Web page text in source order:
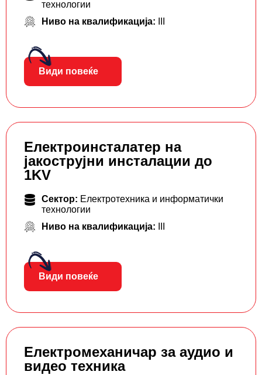
технологии
Ниво на квалификација:
Види повеќе
Електроинсталатер на
јакострујни инсталации до
1KV
Сектор: Електротехника и информатички
технологии
Ниво на квалификација:
Види повеќе
Електромеханичар за аудио и
видео техника